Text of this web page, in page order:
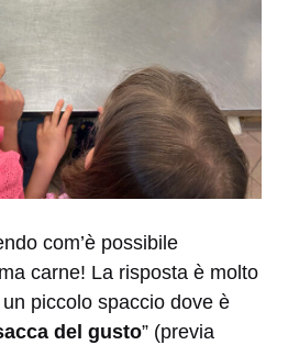
com’è possibile
carne! La risposta è molto
piccolo spaccio dove è
del gusto” (previa